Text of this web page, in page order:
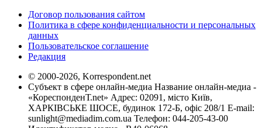
Договор пользования сайтом
Политика в сфере конфиденциальности и персональных
данных
Пользовательское соглашение
Редакция
© 2000-2026, Korrespondent.net
Субъект в сфере онлайн-медиа Название онлайн-медиа -
«КореспонденТ.net» Адрес: 02091, місто Київ,
ХАРКІВСЬКЕ ШОСЕ, будинок 172-Б, офіс 208/1 E-mail:
sunlight@mediadim.com.ua Телефон: 044-205-43-00